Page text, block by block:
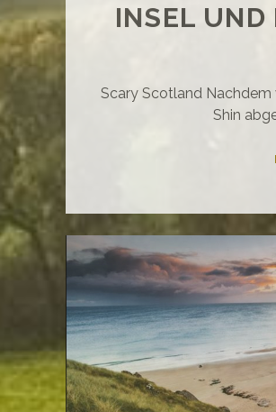
INSEL UND
Scary Scotland Nachdem
Shin